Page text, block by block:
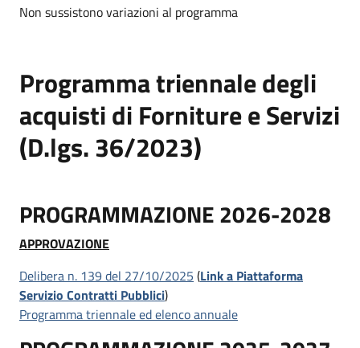
Non sussistono variazioni al programma
Programma triennale degli
acquisti di Forniture e Servizi
(D.lgs. 36/2023)
PROGRAMMAZIONE 2026-2028
APPROVAZIONE
Delibera n. 139 del 27/10/2025 (Link a Piattaforma
Servizio Contratti Pubblici)
Programma triennale ed elenco annuale